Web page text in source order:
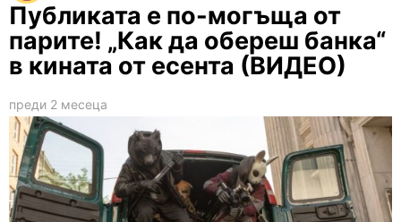
Публиката е по-могъща от
парите! „Как да обереш банка“
в кината от есента (ВИДЕО)
преди 2 месеца